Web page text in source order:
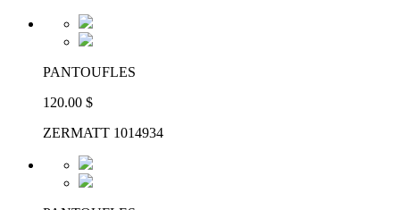
PANTOUFLES
120.00 $
ZERMATT 1014934